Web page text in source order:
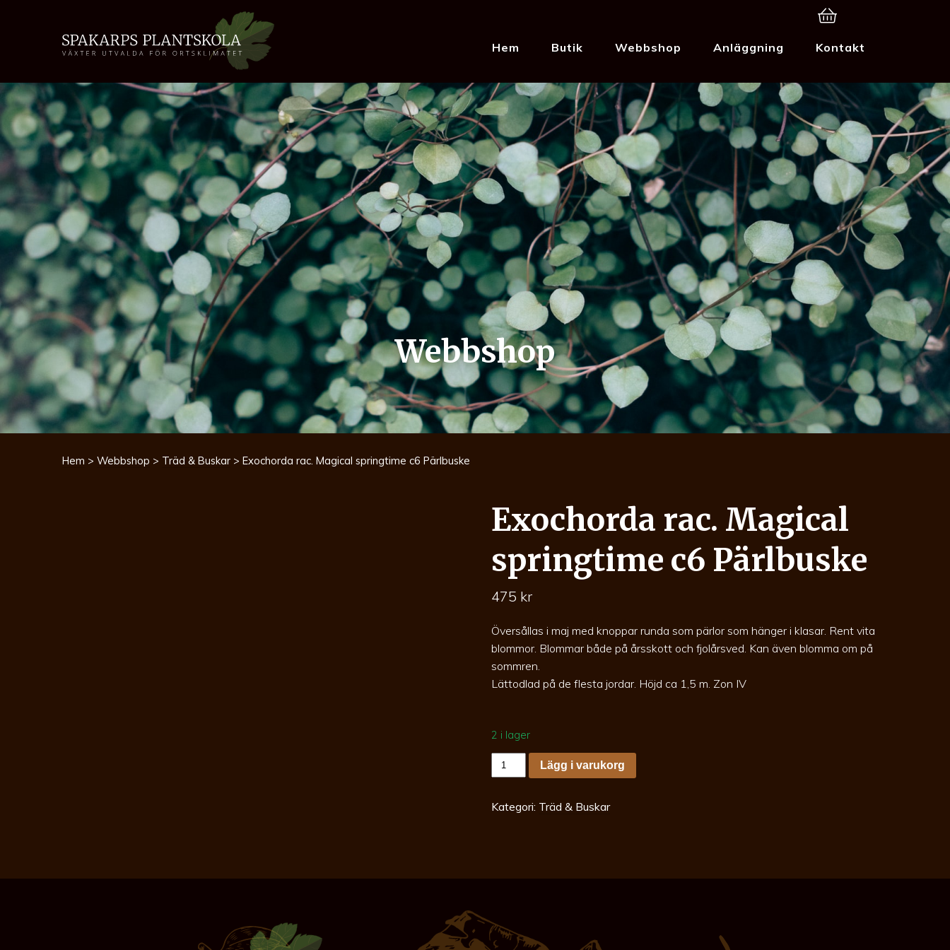
Hem Butik Webbshop Anläggning Kontakt
Webbshop
Hem > Webbshop > Träd & Buskar > Exochorda rac. Magical springtime c6 Pärlbuske
Exochorda rac. Magical
springtime c6 Pärlbuske
475 kr
Översållas i maj med knoppar runda som pärlor som hänger i klasar. Rent vita
blommor. Blommar både på årsskott och fjolårsved. Kan även blomma om på
sommren.
Lättodlad på de flesta jordar. Höjd ca 1,5 m. Zon IV
2 i lager
Exochorda
rac.
Magical
c6
Pärlbuske
Lägg i varukorg
Kategori: Träd & Buskar